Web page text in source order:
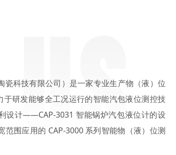
科技有限公司）是一家专业生产物（液）位
研发能够全工况运行的智能汽包液位测控技
设计——CAP-3031 智能锅炉汽包液位计的设
围应用的 CAP-3000 系列智能物（液）位测